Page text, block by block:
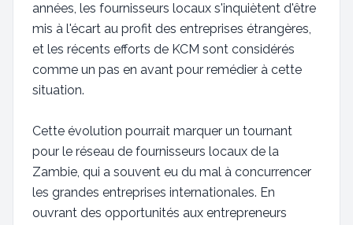
années, les fournisseurs locaux s'inquiètent d'être
mis à l'écart au profit des entreprises étrangères,
et les récents efforts de KCM sont considérés
comme un pas en avant pour remédier à cette
situation.
Cette évolution pourrait marquer un tournant
pour le réseau de fournisseurs locaux de la
Zambie, qui a souvent eu du mal à concurrencer
les grandes entreprises internationales. En
ouvrant des opportunités aux entrepreneurs